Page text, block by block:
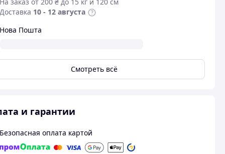
Доставка 10 - 12 августа
Нова Пошта
Смотреть всё
и гарантии
Безопасная оплата картой